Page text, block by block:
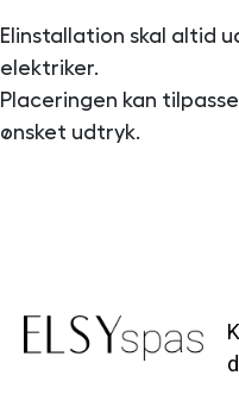
Elinstallation skal altid
elektriker.
Placeringen kan
ønsket udtryk.